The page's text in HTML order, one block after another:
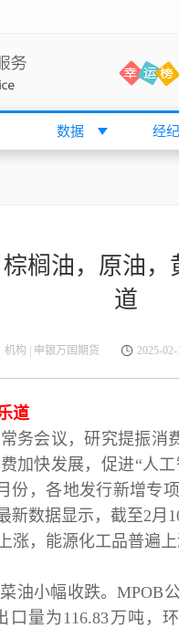
数据 经
棕榈油，原油
道
机构 | 申银万国期货 2025-02-
道
务会议，研究提振
加快发展，促进“人
份，各地发行新增专
新数据显示，截至2
涨，能源化工品普遍
油小幅收跌。MPOB
口量为116.83万吨，